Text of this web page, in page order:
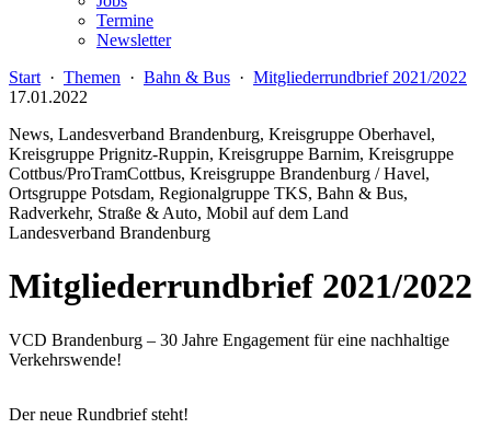
Termine
Newsletter
Start · Themen · Bahn & Bus · Mitgliederrundbrief 2021/2022
17.01.2022
News, Landesverband Brandenburg, Kreisgruppe Oberhavel,
Kreisgruppe Prignitz-Ruppin, Kreisgruppe Barnim, Kreisgruppe
Cottbus/ProTramCottbus, Kreisgruppe Brandenburg / Havel,
Ortsgruppe Potsdam, Regionalgruppe TKS, Bahn & Bus,
Radverkehr, Straße & Auto, Mobil auf dem Land
Landesverband Brandenburg
Mitgliederrundbrief 2021/2022
VCD Brandenburg – 30 Jahre Engagement für eine nachhaltige
Verkehrswende!
Der neue Rundbrief steht!